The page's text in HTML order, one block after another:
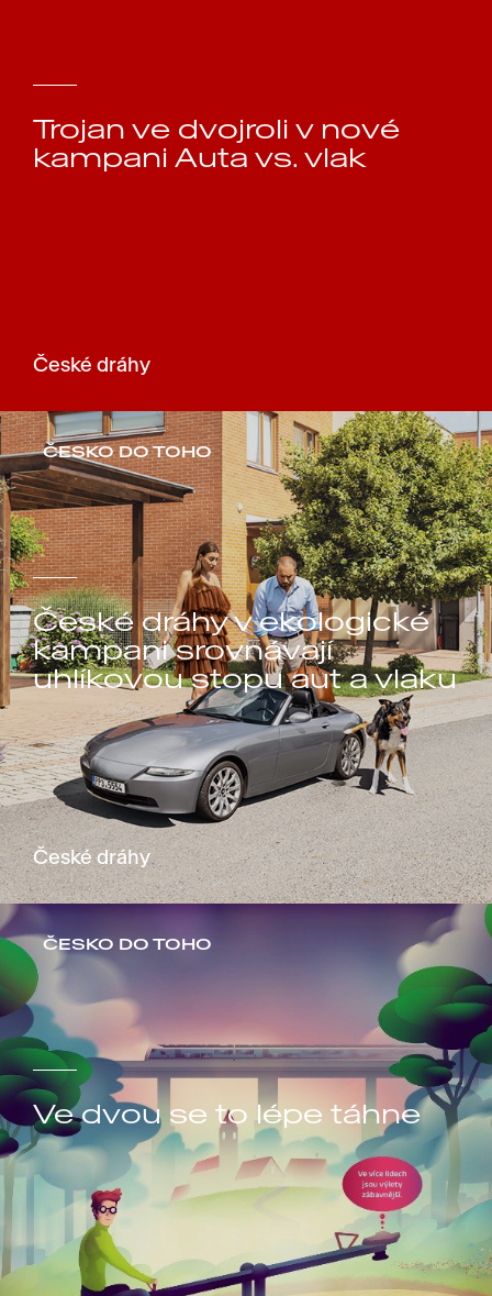
Trojan ve dvojroli v nové
kampani Auta vs. vlak
České dráhy
ČESKO DO TOHO
České dráhy v ekologické
kampani srovnávají
uhlíkovou stopu aut a vlaku
České dráhy
ČESKO DO TOHO
Ve dvou se to lépe táhne